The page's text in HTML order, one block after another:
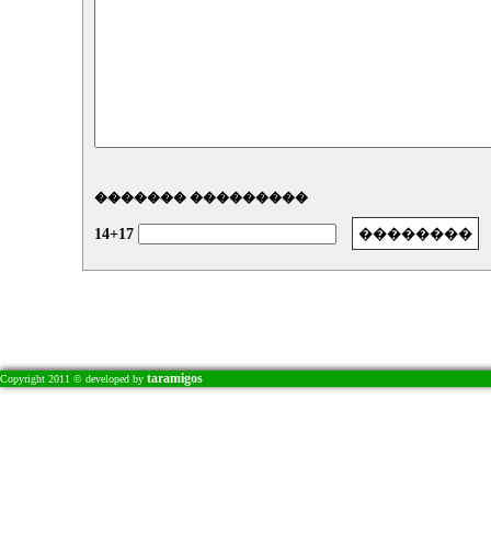
������� ���������
14+17
Copyright 2011 © developed by taramigos